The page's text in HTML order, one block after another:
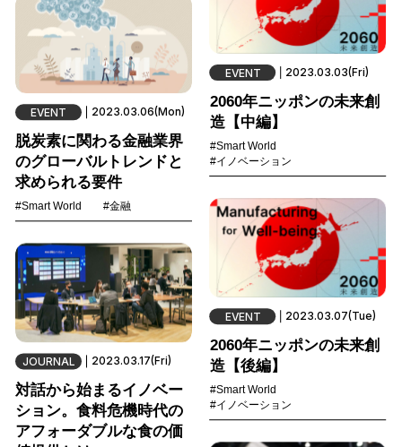
EVENT 2023.03.03(Fri)
2060年ニッポンの未来創
造【中編】
#Smart World
#イノベーション
EVENT 2023.03.06(Mon)
脱炭素に関わる金融業界
のグローバルトレンドと
求められる要件
#Smart World #金融
EVENT 2023.03.07(Tue)
2060年ニッポンの未来創
造【後編】
#Smart World
#イノベーション
JOURNAL 2023.03.17(Fri)
対話から始まるイノベー
ション。食料危機時代の
アフォーダブルな食の価